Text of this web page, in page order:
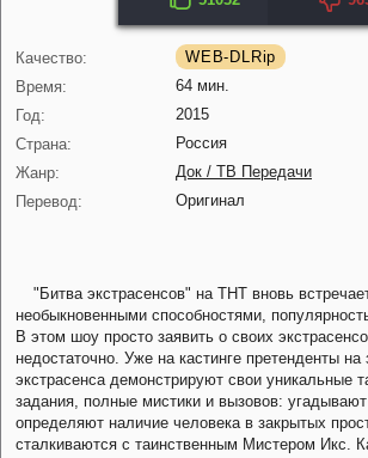
IMDB: 4.3
Качество:
WEB-DLRip
Время:
64 мин.
Год:
2015
Страна:
Россия
Жанр:
Док / ТВ Передачи
Перевод:
Оригинал
"Битва экстрасенсов" на ТНТ вновь
необыкновенными способностями,
В этом шоу просто заявить о своих
недостаточно. Уже на кастинге претенденты на
экстрасенса демонстрируют свои уникальные
задания, полные мистики и вызовов:
определяют наличие человека в закрытых
сталкиваются с таинственным Мистером Икс.